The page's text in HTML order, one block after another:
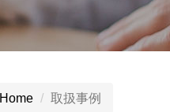
Home 取扱事例